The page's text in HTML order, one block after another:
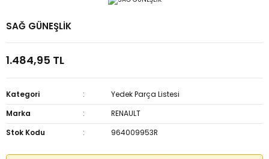
SAĞ GÜNEŞLİK
1.484,95 TL
Kategori
Yedek Parça Listesi
Marka
RENAULT
Stok Kodu
964009953R